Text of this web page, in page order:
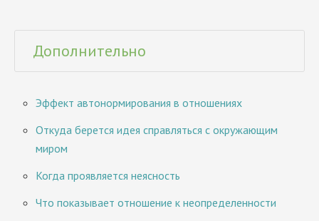
Дополнительно
Эффект автонормирования в отношениях
Откуда берется идея справляться с окружающим
миром
Когда проявляется неясность
Что показывает отношение к неопределенности